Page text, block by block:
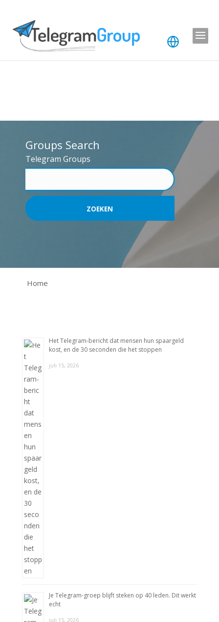
Groups Search
Telegram Groups
Home
Het Telegram-bericht dat mensen hun spaargeld
kost, en de 30 seconden die het stoppen
juli 15, 2026
Je Telegram-groep blijft steken op 40 leden. Dit werkt
echt
juli 15, 2026